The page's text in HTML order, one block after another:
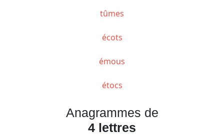
tûmes
écots
émous
étocs
Anagrammes de
4 lettres